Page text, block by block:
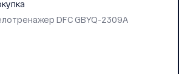
DFC GBYQ-2309A